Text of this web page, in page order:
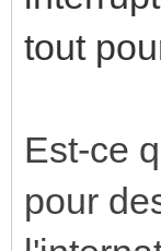
tout
Est-ce
pour